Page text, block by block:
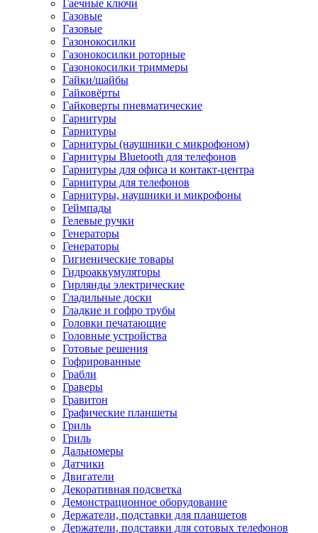
Гаечные ключи
Газовые
Газовые
Газонокосилки
Газонокосилки роторные
Газонокосилки триммеры
Гайки/шайбы
Гайковёрты
Гайковерты пневматические
Гарнитуры
Гарнитуры
Гарнитуры (наушники с микрофоном)
Гарнитуры Bluetooth для телефонов
Гарнитуры для офиса и контакт-центра
Гарнитуры для телефонов
Гарнитуры, наушники и микрофоны
Геймпады
Гелевые ручки
Генераторы
Генераторы
Гигиенические товары
Гидроаккумуляторы
Гирлянды электрические
Гладильные доски
Гладкие и гофро трубы
Головки печатающие
Головные устройства
Готовые решения
Гофрированные
Грабли
Граверы
Гравитон
Графические планшеты
Гриль
Гриль
Дальномеры
Датчики
Двигатели
Декоративная подсветка
Демонстрационное оборудование
Держатели, подставки для планшетов
Держатели, подставки для сотовых телефонов